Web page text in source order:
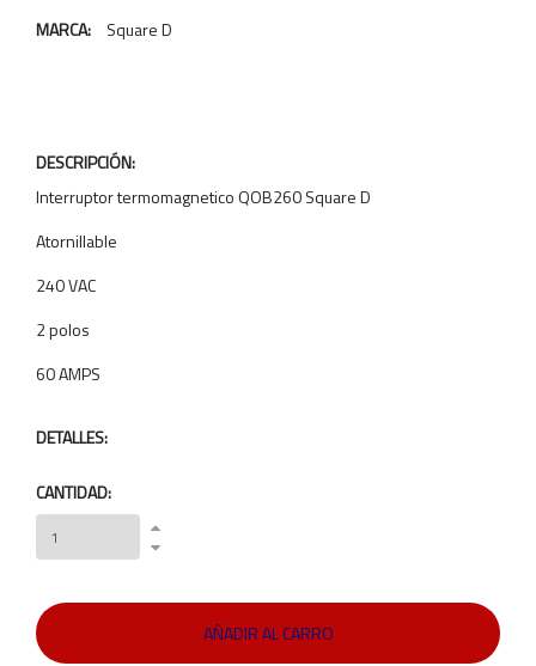
MARCA: Square D
DESCRIPCIÓN:
Interruptor termomagnetico QOB260 Square D
Atornillable
240 VAC
2 polos
60 AMPS
DETALLES:
CANTIDAD: